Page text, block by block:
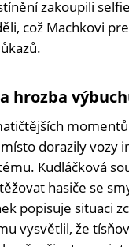
zakoupili
což Machkovi
hrozba
dorazily vozy
Kudláčková
hasiče se
popisuje situaci
vysvětlil, že